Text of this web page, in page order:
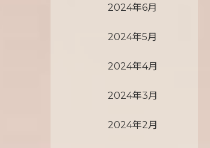
2024年6月
2024年5月
2024年4月
2024年3月
2024年2月